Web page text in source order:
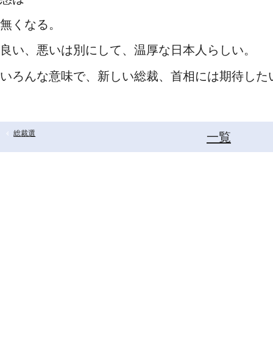
無くなる。
良い、悪いは別にして、温厚な日本人らしい。
いろんな意味で、新しい総裁、首相には期待した
総裁選 一覧